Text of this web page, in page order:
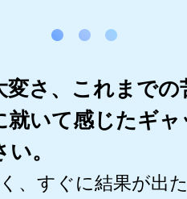
変さ、これまでの
就いて感じたギ
。
、すぐに結果が出